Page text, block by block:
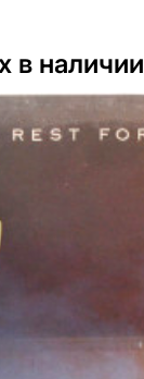
в наличии